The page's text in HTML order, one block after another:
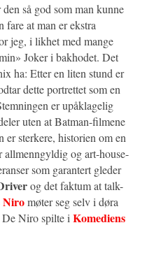
så god som man kunne
fare at man er ekstra
jeg, i likhet med mange
Joker i bakhodet. Det
ha: Etter en liten stund er
dette portrettet som en
er upåklagelig
uten at Batman-filmene
sterkere, historien om en
allmenngyldig og art-house-
som garantert gleder
og det faktum at talk-
Niromøter seg selv i døra
De Niro spilte iKomediens